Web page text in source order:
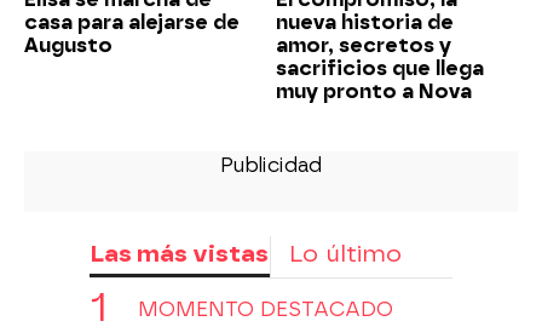
casa para alejarse de
Augusto
nueva historia de
amor, secretos y
sacrificios que llega
muy pronto a Nova
Las más vistas Lo último
MOMENTO DESTACADO